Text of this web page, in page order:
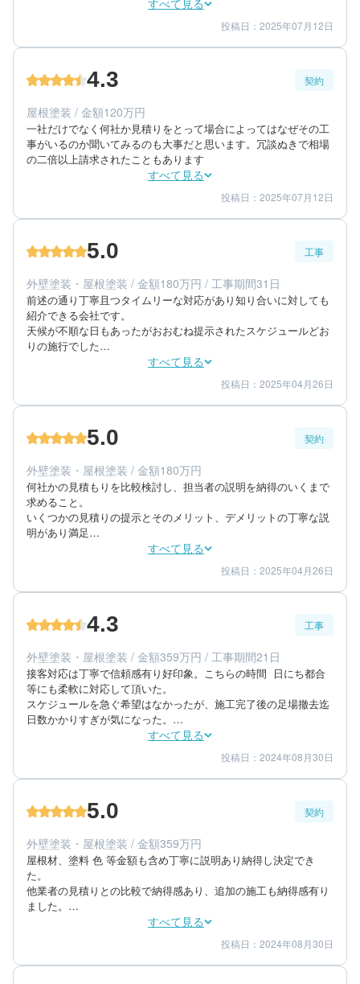
すべて見る
仕上がり 5
満足度 4
50代/男性/一戸建て
築年数：40年
投稿日：2025年07月12日
4.3 契約
屋根塗装 / 金額120万円
一社だけでなく何社か見積りをとって場合によってはなぜその工
事がいるのか聞いてみるのも大事だと思います。冗談ぬきで相場
の二倍以上請求されたこともあります
すべて見る
金額感 4
担当者 5
50代/男性/一戸建て
築年数：40年
投稿日：2025年07月12日
5.0 工事
外壁塗装・屋根塗装 / 金額180万円 / 工事期間31日
前述の通り丁寧且つタイムリーな対応があり知り合いに対しても
紹介できる会社です。
天候が不順な日もあったがおおむね提示されたスケジュールどお
りの施行でした
色のサンプルについても提示され、しあがりについてもほぼ期待
すべて見る
仕上がり 5
満足度 5
60代/男性/一戸建て
築年数：25年
投稿日：2025年04月26日
5.0 契約
外壁塗装・屋根塗装 / 金額180万円
何社かの見積もりを比較検討し、担当者の説明を納得のいくまで
求めること。
いくつかの見積りの提示とそのメリット、デメリットの丁寧な説
明があり満足
いくつかの提案内容があり金額についてもその差異について丁寧
連絡もタイムリーにされ、しつもんについても丁寧な説明があっ
た。
すべて見る
金額感 5
担当者 5
60代/男性/一戸建て
築年数：25年
投稿日：2025年04月26日
4.3 工事
外壁塗装・屋根塗装 / 金額359万円 / 工事期間21日
接客対応は丁寧で信頼感有り好印象。こちらの時間  日にち都合
等にも柔軟に対応して頂いた。
スケジュールを急ぐ希望はなかったが、施工完了後の足場撤去迄
日数かかりすぎが気になった。
屋根については経過をみないとわからないが、30年保証有るので
期待している。外壁塗装等はきれいに仕上がり満足。
すべて見る
仕上がり 5
満足度 5
60代/男性/一戸建て
築年数：20年
投稿日：2024年08月30日
5.0 契約
外壁塗装・屋根塗装 / 金額359万円
屋根材、塗料 色 等金額も含め丁寧に説明あり納得し決定でき
た。
他業者の見積りとの比較で納得感あり、追加の施工も納得感有り
ました。
前述の通り、こちらの時間、日時等、柔軟に対応して頂きまし
すべて見る
金額感 5
担当者 5
投稿日：2024年08月30日